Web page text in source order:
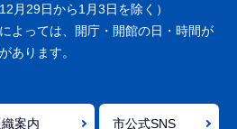
月29日から1月3日を除く）
よっては、開庁・開館の日・時間が
あります。
案内 市公式SNS